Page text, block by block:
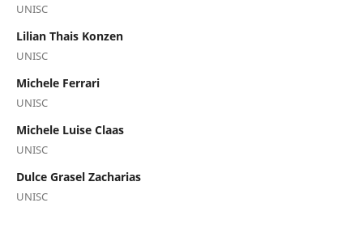
UNISC
Lilian Thais Konzen
UNISC
Michele Ferrari
UNISC
Michele Luise Claas
UNISC
Dulce Grasel Zacharias
UNISC